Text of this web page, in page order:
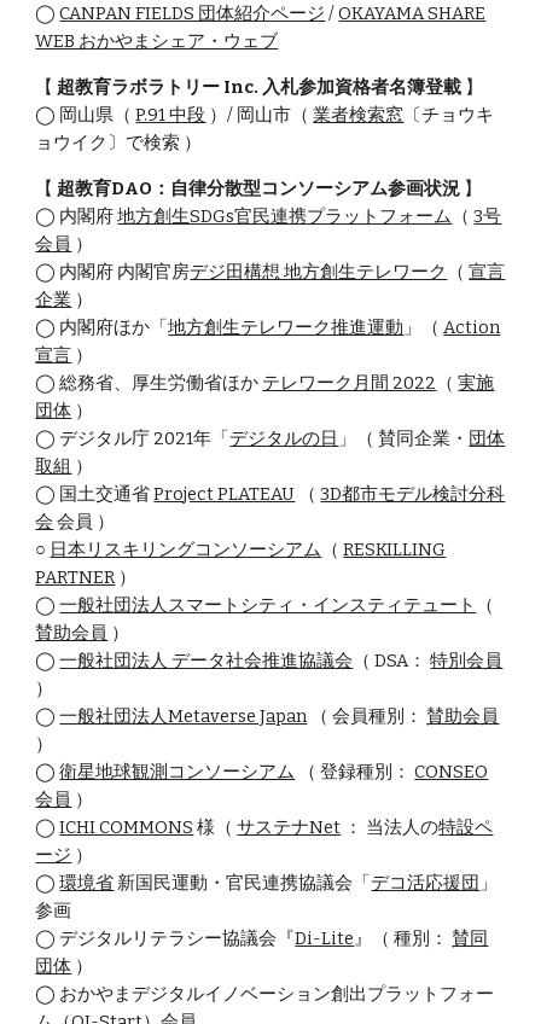
◯CANPAN FIELDS 団体紹介ページ /OKAYAMA SHARE
WEB おかやまシェア・ウェブ
【 超教育ラボラトリー Inc. 入札参加資格者名簿登載 】
◯ 岡山県（P.91 中段 ）/ 岡山市（業者検索窓 〔チョウキ
ョウイク〕で検索 ）
【 超教育DAO： 自律分散型コンソーシアム参画状況 】
◯ 内閣府地方創生SDGs官民連携プラットフォーム （3号
会員 ）
◯ 内閣府 内閣官房デジ田構想 地方創生テレワーク （宣言
企業 ）
◯ 内閣府ほか 「地方創生テレワーク推進運動 」（Action
宣言 ）
◯ 総務省、厚生労働省ほか テレワーク月間 2022 （実施
団体 ）
◯ デジタル庁 2021年「デジタルの日 」（ 賛同企業・ 団体
取組 ）
◯ 国土交通省Project PLATEAU （3D都市モデル検討分科
会 会員 ）
○ 日本リスキリングコンソーシアム （RESKILLING
PARTNER ）
◯一般社団法人スマートシティ・インスティテュート
（
賛助会員 ）
◯⼀般社団法⼈ データ社会推進協議会 （ DSA：特別会員
）
◯一般社団法人Metaverse Japan （ 会員種別：賛助会員
）
◯衛星地球観測コンソーシアム （登録種別 ：CONSEO
会員 ）
◯ICHI COMMONS 様（サステナNet ： 当法人の特設ペ
ージ ）
◯環境省 新国民運動・官民連携協議会「デコ活応援団 」
参画
◯ デジタルリテラシー協議会『Di-Lite』（ 種別：賛同
団体 ）
◯ おかやまデジタルイノベーション創出プラットフォー